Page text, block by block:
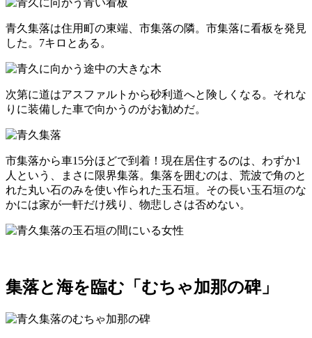
青久集落は住用町の東端、市集落の隣。市集落に看板を発見
した。7キロとある。
次第に道はアスファルトから砂利道へと険しくなる。それな
りに装備した車で向かうのがお勧めだ。
市集落から車15分ほどで到着！現在居住するのは、わずか1
人という、まさに限界集落。集落を囲むのは、荒波で角のと
れた丸い石のみを使い作られた玉石垣。その長い玉石垣のな
かには家が一軒だけ残り、物悲しさは否めない。
集落と海を臨む「むちゃ加那の碑」